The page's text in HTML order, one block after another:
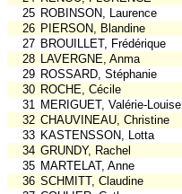
25 ROBINSON, Laurence
26 PIERSON, Blandine
27 BROUILLET, Frédérique
28 LAVERGNE, Anma
29 ROSSARD, Stéphanie
30 ROCHE, Cécile
31 MERIGUET, Valérie-Louise
32 CHAUVINEAU, Christine
33 KASTENSSON, Lotta
34 GRUNDY, Rachel
35 MARTELAT, Anne
36 SCHMITT, Claudine